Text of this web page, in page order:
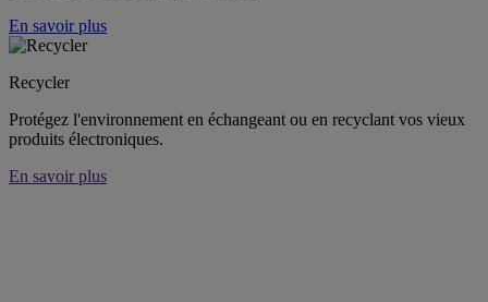
En savoir plus
Recycler
Protégez l'environnement en échangeant ou en recyclant vos vieux
produits électroniques.
En savoir plus